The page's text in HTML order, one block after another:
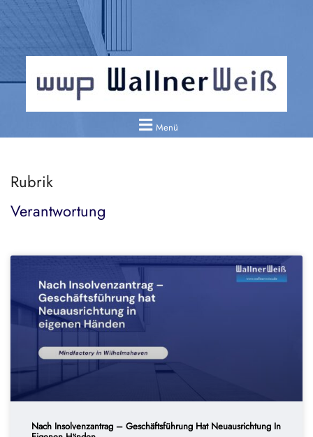
Menü
Rubrik
Verantwortung
Nach Insolvenzantrag – Geschäftsführung Hat Neuausrichtung In